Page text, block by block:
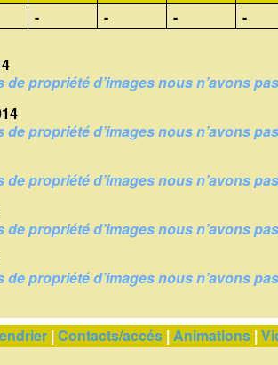
- - - -
propriété d’images nous n’avons
propriété d’images nous n’avons
propriété d’images nous n’avons
propriété d’images nous n’avons
propriété d’images nous n’avons
Contacts/accés Animations